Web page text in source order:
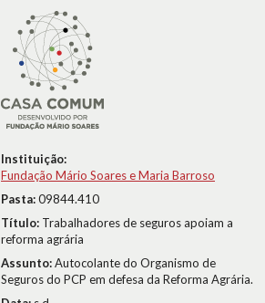
Instituição:
Fundação Mário Soares e Maria Barroso
Pasta:09844.410
Título: Trabalhadores de seguros apoiam a
reforma agrária
Assunto:Autocolante do Organismo de
Seguros do PCP em defesa da Reforma Agrária.